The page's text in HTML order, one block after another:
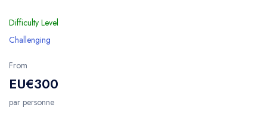
Difficulty Level
Challenging
From
EU€300
par personne